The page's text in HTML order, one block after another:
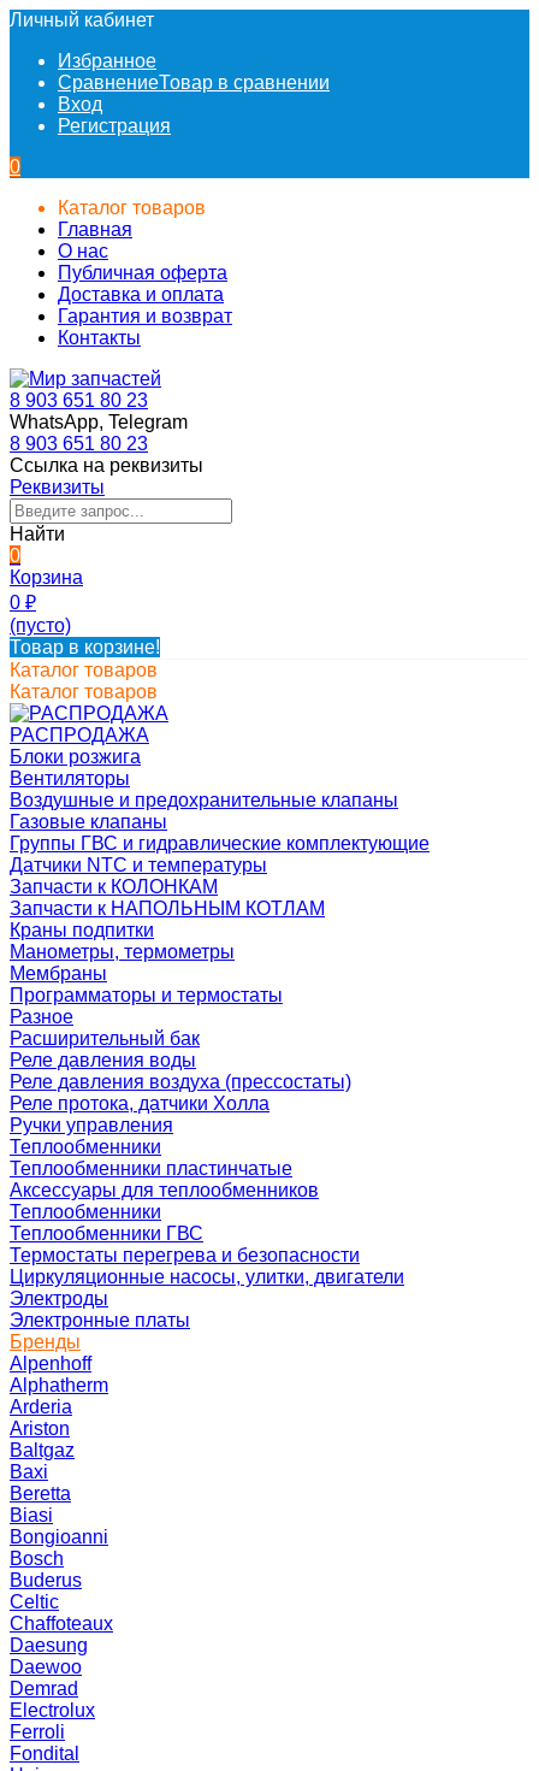
Личный кабинет
Избранное
СравнениеТовар в сравнении
Вход
Регистрация
0
Каталог товаров
Главная
О нас
Публичная оферта
Доставка и оплата
Гарантия и возврат
Контакты
8 903 651 80 23
WhatsApp, Telegram
8 903 651 80 23
Ссылка на реквизиты
Реквизиты
Найти
0
Корзина
0 ₽
(пусто)
Товар в корзине!
Каталог товаров
Каталог товаров
РАСПРОДАЖА
Блоки розжига
Вентиляторы
Воздушные и предохранительные клапаны
Газовые клапаны
Группы ГВС и гидравлические комплектующие
Датчики NTC и температуры
Запчасти к КОЛОНКАМ
Запчасти к НАПОЛЬНЫМ КОТЛАМ
Краны подпитки
Манометры, термометры
Мембраны
Программаторы и термостаты
Разное
Расширительный бак
Реле давления воды
Реле давления воздуха (прессостаты)
Реле протока, датчики Холла
Ручки управления
Теплообменники
Теплообменники пластинчатые
Аксессуары для теплообменников
Теплообменники
Теплообменники ГВС
Термостаты перегрева и безопасности
Циркуляционные насосы, улитки, двигатели
Электроды
Электронные платы
Бренды
Alpenhoff
Alphatherm
Arderia
Ariston
Baltgaz
Baxi
Beretta
Biasi
Bongioanni
Bosch
Buderus
Celtic
Chaffoteaux
Daesung
Daewoo
Demrad
Electrolux
Ferroli
Fondital